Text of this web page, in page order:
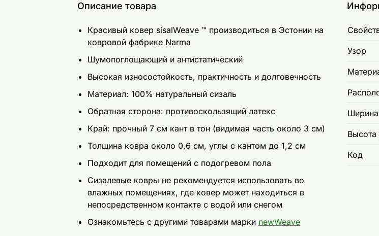
Описание товара
Красивый ковер sisalWeave ™ производиться в Эстонии на
ковровой фабрике Narma
Шумопоглощающий и антистатический
Высокая износостойкость, практичность и долговечность
Материал: 100% натуральный сизаль
Обратная сторона: противоскользящий латекс
Край: прочный 7 см кант в тон (видимая часть около 3 см)
Толщина ковра около 0,6 см, углы с кантом до 1,2 см
Подходит для помещений с подогревом пола
Сизалевые ковры не рекомендуется использовать во
влажных помещениях, где ковер может находиться в
непосредственном контакте с водой или снегом
Ознакомьтесь с другими товарами марки newWeave
Узор
Код